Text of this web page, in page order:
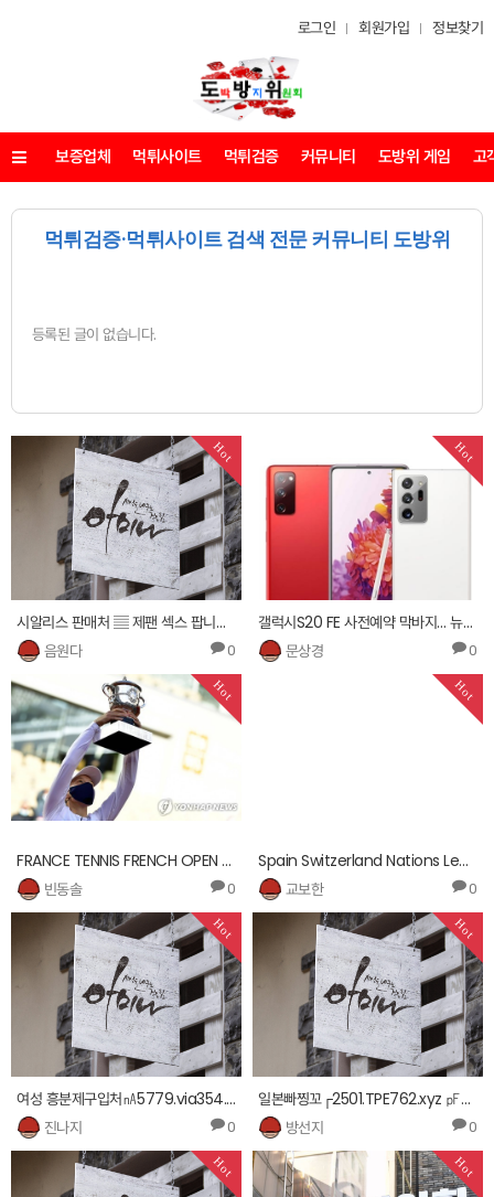
로그인 회원가입 정보찾기
메뉴 보증업체 먹튀사이트 먹튀검증 커뮤니티 도방위 게임 고
먹튀검증·먹튀사이트 검색 전문 커뮤니티 도방위
등록된 글이 없습니다.
Hot
시알리스 판매처 ▤ 제팬 섹스 팝니다 ∑
음원다
0
Hot
갤럭시S20 FE 사전예약 막바지… 뉴버스폰 갤럭시 노트20, S20 시리즈 가격인하
문상경
0
Hot
FRANCE TENNIS FRENCH OPEN 2020 GRAND SLAM
빈동솔
0
Hot
Spain Switzerland Nations League Soccer
교보한
0
Hot
여성 흥분제구입처㎁5779.via354.com ┷비아그라 구입처 파워드 판매스페니쉬 플라이구입처사이트 ┛
진나지
0
Hot
일본빠찡꼬┌2501.TPE762.xyz ㎊슬롯게임 이야기바다시즌7미사리경정동영상 ☎
방선지
0
Hot Hot